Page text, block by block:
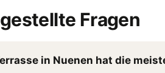
Fragen
in Nuenen hat die